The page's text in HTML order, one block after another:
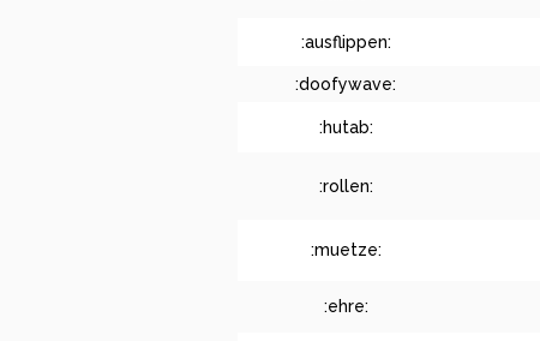
:ausflippen:
:doofywave:
:hutab:
:rollen:
:muetze:
:ehre: